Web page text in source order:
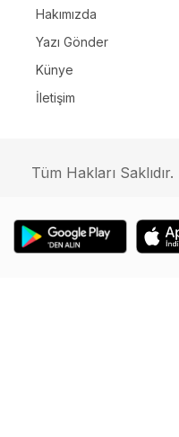
Hakımızda
Yazı Gönder
Künye
İletişim
Tüm Hakları Saklıdır. |